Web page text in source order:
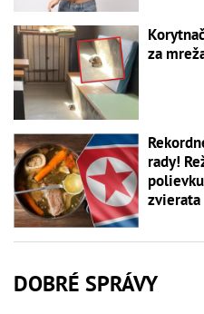
za
rady!
zvierata
DOBRÉ SPRÁVY